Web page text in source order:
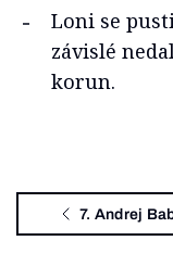
Loni se
závislé
korun.
7. Andrej